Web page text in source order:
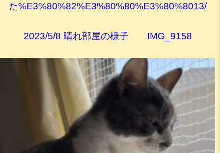
た%E3%80%82%E3%80%80%E3%80%8013/
2023/5/8 晴れ部屋の様子 IMG_9158